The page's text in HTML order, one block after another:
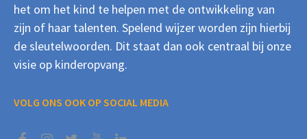
het om het kind te helpen met de ontwikkeling van
zijn of haar talenten. Spelend wijzer worden zijn hierbij
de sleutelwoorden. Dit staat dan ook centraal bij onze
visie op kinderopvang.
VOLG ONS OOK OP SOCIAL MEDIA